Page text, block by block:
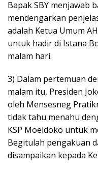
Bapak SBY menjawab
mendengarkan
adalah Ketua Umum
untuk hadir di Istana
malam hari.
3) Dalam pertemuan
malam itu, Presiden
oleh Mensesneg
tidak tahu menahu
KSP Moeldoko untuk
Begitulah pengakuan
disampaikan kepada